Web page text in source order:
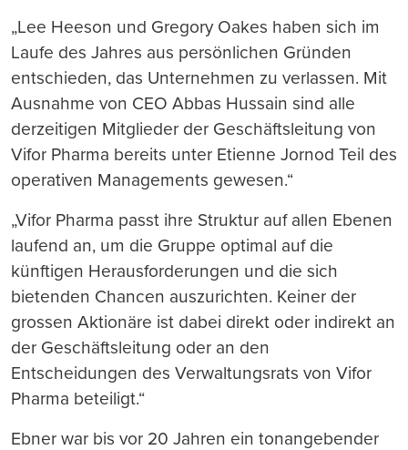
„Lee Heeson und Gregory Oakes haben sich im
Laufe des Jahres aus persönlichen Gründen
entschieden, das Unternehmen zu verlassen. Mit
Ausnahme von CEO Abbas Hussain sind alle
derzeitigen Mitglieder der Geschäftsleitung von
Vifor Pharma bereits unter Etienne Jornod Teil des
operativen Managements gewesen.“
„Vifor Pharma passt ihre Struktur auf allen Ebenen
laufend an, um die Gruppe optimal auf die
künftigen Herausforderungen und die sich
bietenden Chancen auszurichten. Keiner der
grossen Aktionäre ist dabei direkt oder indirekt an
der Geschäftsleitung oder an den
Entscheidungen des Verwaltungsrats von Vifor
Pharma beteiligt.“
Ebner war bis vor 20 Jahren ein tonangebender